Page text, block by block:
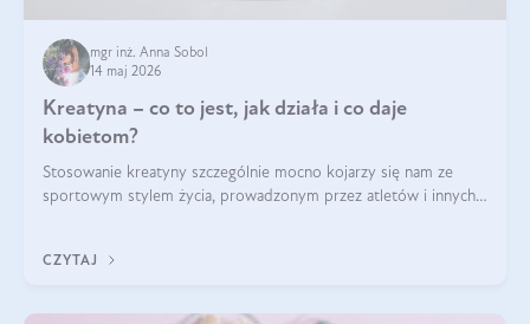
mgr inż. Anna Sobol
14 maj 2026
Kreatyna – co to jest, jak działa i co daje
kobietom?
Stosowanie kreatyny szczególnie mocno kojarzy się nam ze
sportowym stylem życia, prowadzonym przez atletów i innych
zwiększa masę
CZYTAJ